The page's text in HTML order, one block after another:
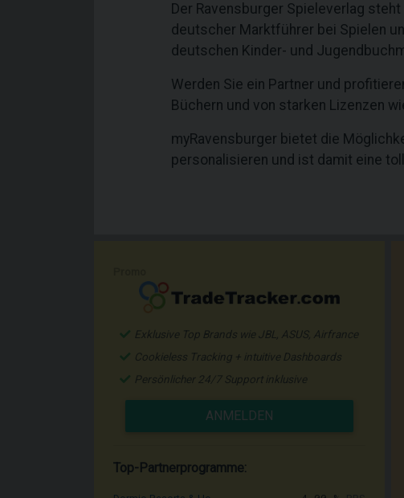
Der Ravensburger Spieleverlag
deutscher Marktführer bei Spielen
deutschen Kinder- und
Werden Sie ein Partner und
Büchern und von starken Lizenzen
myRavensburger bietet die
personalisieren und ist damit eine
Exklusive Top Brands wie JBL, ASUS, Airfrance
Cookieless Tracking + intuitive Dashboards
Persönlicher 24/7 Support inklusive
ANMELDEN
Top-Partnerprogramme: